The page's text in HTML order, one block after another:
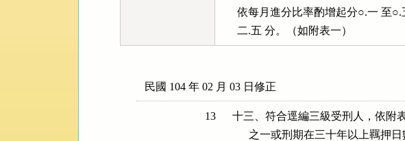
依每月進分比率酌增起分○.一 至
      二.五 分。（如附表一）
民國 104 年 02 月 03 日修正
13
十三、符合逕編三級受刑人，依附
之一或刑期在三十年以上羈